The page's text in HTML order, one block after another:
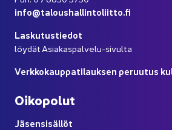
info@ta­lous­hal­lin­to­liit­to.fi
Las­ku­tus­tie­dot
löy­dät Asiakaspalvelu-​sivulta
Verk­ko­kaup­pa­ti­lauk­sen pe­ruu­tus
Oi­ko­po­lut
Jä­sen­si­säl­löt